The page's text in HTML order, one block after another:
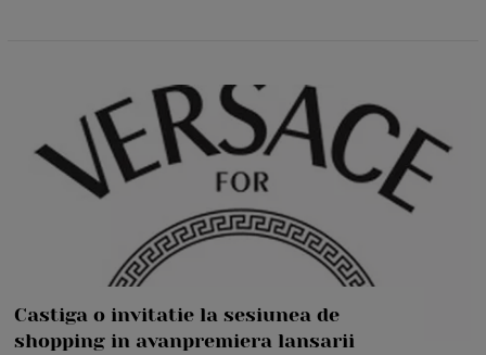
Castiga o invitatie la sesiunea de
shopping in avanpremiera lansarii